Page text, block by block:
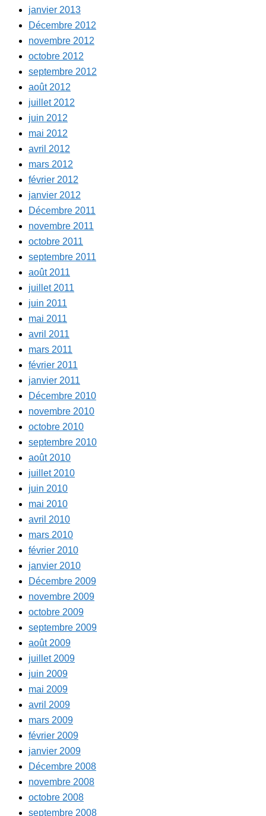
janvier 2013
Décembre 2012
novembre 2012
octobre 2012
septembre 2012
août 2012
juillet 2012
juin 2012
mai 2012
avril 2012
mars 2012
février 2012
janvier 2012
Décembre 2011
novembre 2011
octobre 2011
septembre 2011
août 2011
juillet 2011
juin 2011
mai 2011
avril 2011
mars 2011
février 2011
janvier 2011
Décembre 2010
novembre 2010
octobre 2010
septembre 2010
août 2010
juillet 2010
juin 2010
mai 2010
avril 2010
mars 2010
février 2010
janvier 2010
Décembre 2009
novembre 2009
octobre 2009
septembre 2009
août 2009
juillet 2009
juin 2009
mai 2009
avril 2009
mars 2009
février 2009
janvier 2009
Décembre 2008
novembre 2008
octobre 2008
septembre 2008